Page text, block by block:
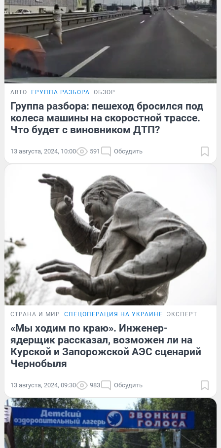
АВТО ГРУППА РАЗБОРА ОБЗОР
Группа разбора: пешеход бросился под
колеса машины на скоростной трассе.
Что будет с виновником ДТП?
13 августа, 2024, 10:00 591 Обсудить
СТРАНА И МИР СПЕЦОПЕРАЦИЯ НА УКРАИНЕ ЭКСПЕРТ
«Мы ходим по краю». Инженер-
ядерщик рассказал, возможен ли на
Курской и Запорожской АЭС сценарий
Чернобыля
13 августа, 2024, 09:30 983 Обсудить